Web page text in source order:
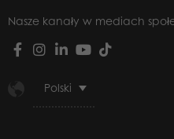
Nasze kanały w mediach
Polski